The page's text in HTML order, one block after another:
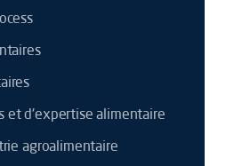
et d'expertise alimentaire
agroalimentaire